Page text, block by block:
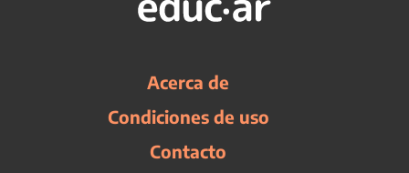
Acerca de
Condiciones de uso
Contacto